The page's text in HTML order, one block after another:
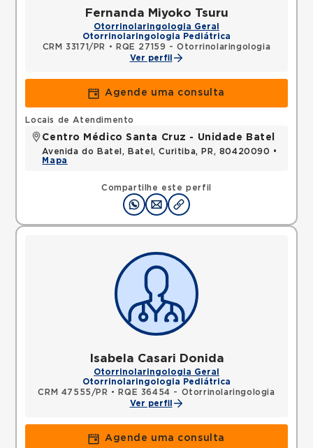
Fernanda Miyoko Tsuru
Otorrinolaringologia Geral
Otorrinolaringologia Pediátrica
CRM 33171/PR
•
RQE 27159 - Otorrinolaringologia
Ver perfil
Agende uma consulta
Compartilhe este perfil
Locais de Atendimento
Centro Médico Santa Cruz - Unidade Batel
Avenida do Batel, Batel, Curitiba, PR, 80420090 •
Mapa
Isabela Casari Donida
Otorrinolaringologia Geral
Otorrinolaringologia Pediátrica
CRM 47555/PR •
RQE 36454 - Otorrinolaringologia
Ver perfil
Agende uma consulta